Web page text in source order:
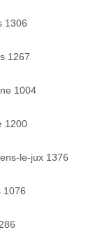
1306
1267
1004
1200
le-jux 1376
1076